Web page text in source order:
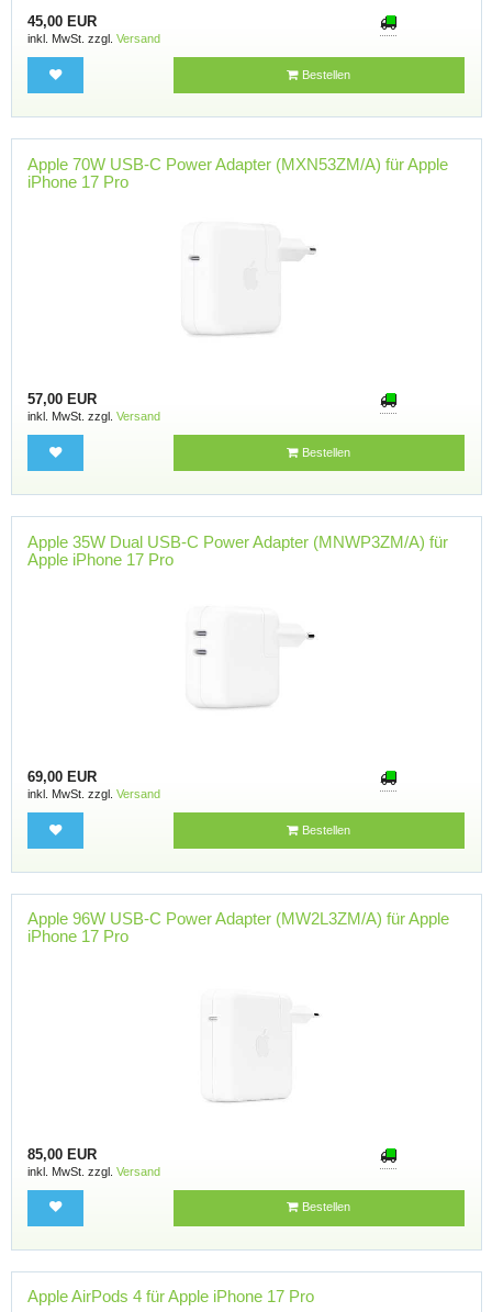
45,00 EUR
inkl. MwSt. zzgl. Versand
Bestellen
Apple 70W USB-C Power Adapter (MXN53ZM/A) für Apple
iPhone 17 Pro
57,00 EUR
inkl. MwSt. zzgl. Versand
Bestellen
Apple 35W Dual USB-C Power Adapter (MNWP3ZM/A) für
Apple iPhone 17 Pro
69,00 EUR
inkl. MwSt. zzgl. Versand
Bestellen
Apple 96W USB-C Power Adapter (MW2L3ZM/A) für Apple
iPhone 17 Pro
85,00 EUR
inkl. MwSt. zzgl. Versand
Bestellen
Apple AirPods 4 für Apple iPhone 17 Pro